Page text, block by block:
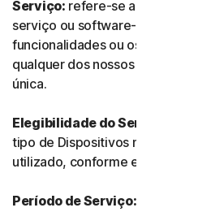
Serviço: refere-se a qualquer
serviço ou software-como-
funcionalidades ou os serviços
qualquer dos nossos produtos
única.
Elegibilidade do Serviço:
tipo de Dispositivos no qual o
utilizado, conforme
Período de Serviço: